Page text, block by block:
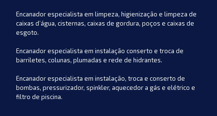
Encanador especialista em limpeza, higienização e limpeza de
caixas d’água, cisternas, caixas de gordura, poços e caixas de
esgoto.
Encanador especialista em instalação conserto e troca de
barriletes, colunas, plumadas e rede de hidrantes.
Encanador especialista em instalação, troca e conserto de
bombas, pressurizador, spinkler, aquecedor a gás e elétrico e
filtro de piscina.